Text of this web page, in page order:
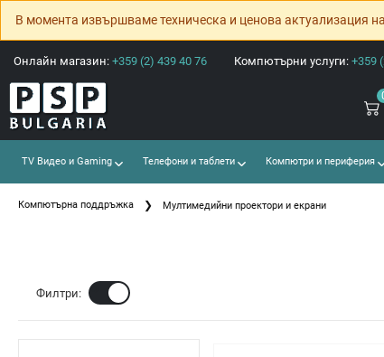
В момента извършваме техническа и ценова актуализация
Онлайн магазин: +359 (2) 439 40 76 Компютърни услуги: +359
TV Видео и Gaming Телефони и таблети Компютри и периферия
Компютърна поддръжка Мултимедийни проектори и екрани
Филтри: Ф